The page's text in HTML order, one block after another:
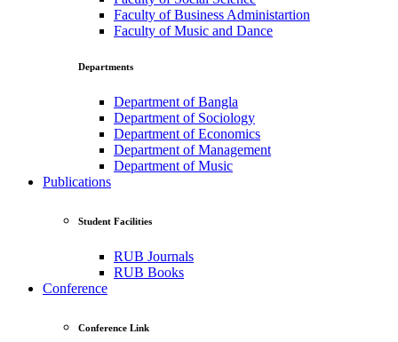
Faculty of Business Administartion
Faculty of Music and Dance
Departments
Department of Bangla
Department of Sociology
Department of Economics
Department of Management
Department of Music
Publications
Student Facilities
RUB Journals
RUB Books
Conference
Conference Link